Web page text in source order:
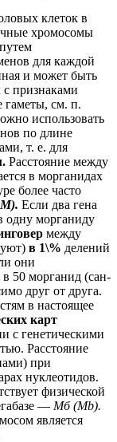
клеток в
хромосомы
путем
для каждой
и может быть
с признаками
гаметы, см. п.
использовать
по длине
т. е. для
Расстояние между
в морганидах
более часто
Если два гена
одну морганиду
между
в 1\% делений
они
в 50 морганид (сан-
друг от друга.
в настоящее
карт
с генетическими
Расстояние
при
нуклеотидов.
физической
— Мб (Mb).
является